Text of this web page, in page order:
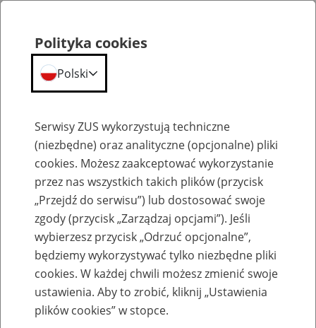
Kalendarium
Polityka cookies
Polski
Serwisy ZUS wykorzystują techniczne
(niezbędne) oraz analityczne (opcjonalne) pliki
cookies. Możesz zaakceptować wykorzystanie
przez nas wszystkich takich plików (przycisk
„Przejdź do serwisu”) lub dostosować swoje
zgody (przycisk „Zarządzaj opcjami”). Jeśli
wybierzesz przycisk „Odrzuć opcjonalne”,
będziemy wykorzystywać tylko niezbędne pliki
cookies. W każdej chwili możesz zmienić swoje
ustawienia. Aby to zrobić, kliknij „Ustawienia
plików cookies” w stopce.